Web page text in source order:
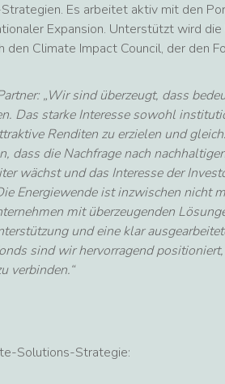
Es arbeitet aktiv mit den
Expansion. Unterstützt wird die
Climate Impact Council, der den
: „Wir sind überzeugt, dass
Das starke Interesse sowohl
Renditen zu erzielen und
dass die Nachfrage nach
wächst und das Interesse der
Energiewende ist inzwischen nicht
mit überzeugenden
und eine klar
sind wir hervorragend
verbinden.“
Solutions-Strategie: